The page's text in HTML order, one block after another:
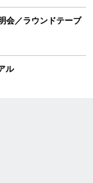
会／ラウンドテーブ
ル